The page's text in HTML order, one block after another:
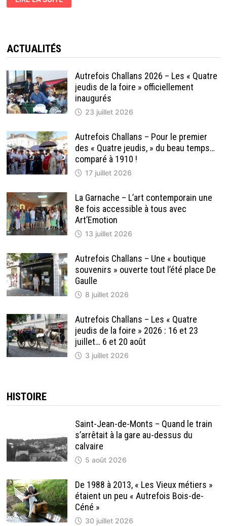
1961
EN
PROJET
ACTUALITÉS
Autrefois Challans 2026 – Les « Quatre
jeudis de la foire » officiellement
inaugurés
23 juillet 2026
Autrefois Challans – Pour le premier
des « Quatre jeudis, » du beau temps…
comparé à 1910 !
17 juillet 2026
La Garnache – L’art contemporain une
8e fois accessible à tous avec
Art’Emotion
13 juillet 2026
Autrefois Challans – Une « boutique
souvenirs » ouverte tout l’été place De
Gaulle
8 juillet 2026
Autrefois Challans – Les « Quatre
jeudis de la foire » 2026 : 16 et 23
juillet… 6 et 20 août
3 juillet 2026
HISTOIRE
Saint-Jean-de-Monts – Quand le train
s’arrêtait à la gare au-dessus du
calvaire
5 août 2026
De 1988 à 2013, « Les Vieux métiers »
étaient un peu « Autrefois Bois-de-
Céné »
30 juillet 2026